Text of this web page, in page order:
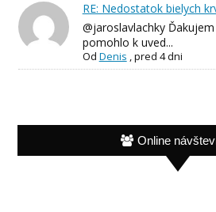
RE: Nedostatok bielych
@jaroslavlachky
pomohlo k uved...
Od Denis ,pred 4 dni
Online